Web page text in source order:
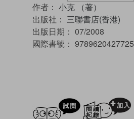
作者： 小克 （著）
出版社： 三聯書店(香港)
出版日期： 07/2008
國際書號： 9789620427725
試閲